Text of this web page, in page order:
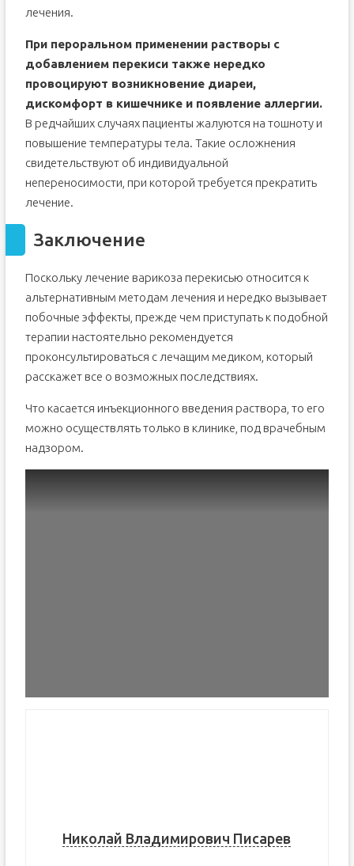
лечения.
При пероральном применении растворы с
добавлением перекиси также нередко
провоцируют возникновение диареи,
дискомфорт в кишечнике и появление аллергии.
В редчайших случаях пациенты жалуются на тошноту и
повышение температуры тела. Такие осложнения
свидетельствуют об индивидуальной
непереносимости, при которой требуется прекратить
лечение.
Заключение
Поскольку лечение варикоза перекисью относится к
альтернативным методам лечения и нередко вызывает
побочные эффекты, прежде чем приступать к подобной
терапии настоятельно рекомендуется
проконсультироваться с лечащим медиком, который
расскажет все о возможных последствиях.
Что касается инъекционного введения раствора, то его
можно осуществлять только в клинике, под врачебным
надзором.
Николай Владимирович Писарев